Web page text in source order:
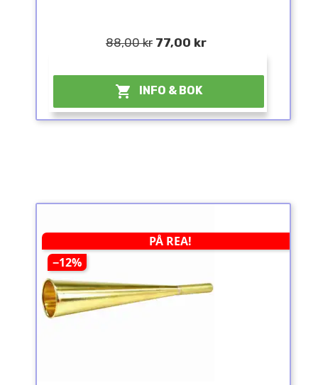
88,00 kr 77,00 kr
 INFO & BOK
PÅ REA!
−12%